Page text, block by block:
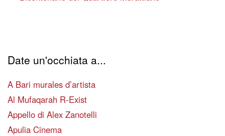
Date un'occhiata a...
A Bari murales d’artista
Al Mufaqarah R-Exist
Appello di Alex Zanotelli
Apulia Cinema